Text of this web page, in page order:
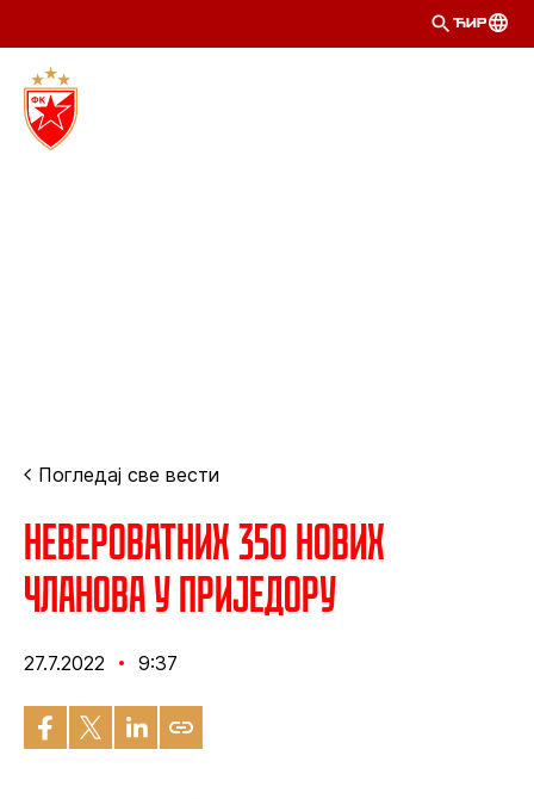
ЋИР
Погледај све вести
Невероватних 350 нових
чланова у Приједору
27.7.2022 9:37